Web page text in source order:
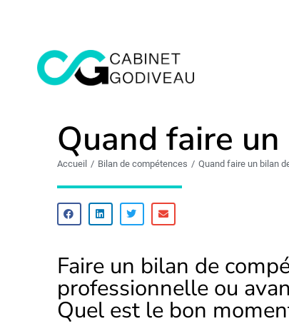
Quand faire
Vous êtes ici :
Accueil Bilan de compétences Quand faire un bilan
Faire un bilan de
professionnelle ou
Quel est le bon